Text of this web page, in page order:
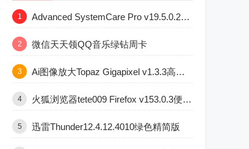
1 Advanced SystemCare Pro v19.5.0.227版
2 微信天天领QQ音乐绿钻周卡
3 Ai图像放大Topaz Gigapixel v1.3.3高级版
4 火狐浏览器tete009 Firefox v153.0.3便携版
5 迅雷Thunder12.4.12.4010绿色精简版